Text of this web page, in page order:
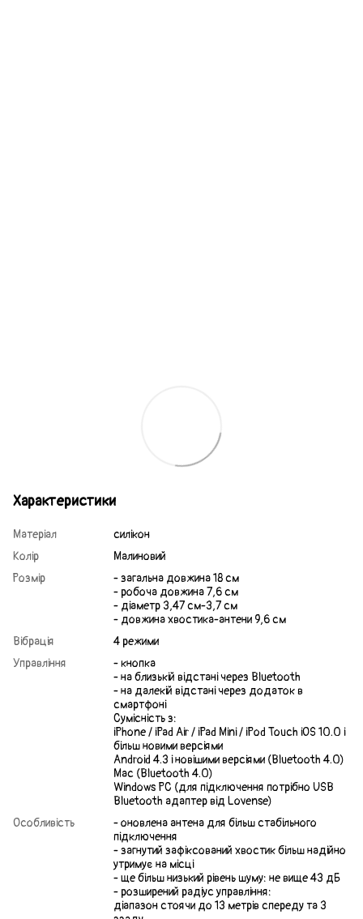
Характеристики
Матеріал
силікон
Колір
Малиновий
Розмір
- загальна довжина 18 см
- робоча довжина 7,6 см
- діаметр 3,47 см-3,7 см
- довжина хвостика-антени 9,6 см
Вібрація
4 режими
Управління
- кнопка
- на близькій відстані через Bluetooth
- на далекій відстані через додаток в
смартфоні
Сумісність з:
iPhone / iPad Air / iPad Mini / iPod Touch iOS 10.0 і
більш новими версіями
Android 4.3 і новішими версіями (Bluetooth 4.0)
Mac (Bluetooth 4.0)
Windows PC (для підключення потрібно USB
Bluetooth адаптер від Lovense)
Особливість
- оновлена антена для більш стабільного
підключення
- загнутий зафіксований хвостик більш надійно
утримує на місці
- ще більш низький рівень шуму: не вище 43 дБ
- розширений радіус управління:
діапазон стоячи до 13 метрів спереду та 3